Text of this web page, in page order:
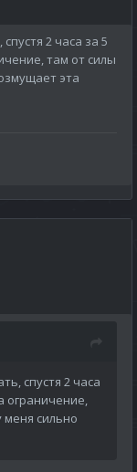
2 часа за 5
там от силы
эта
спустя 2 часа
ограничение,
сильно